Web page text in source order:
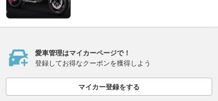
愛車管理はマイカーページで！
登録してお得なクーポンを獲得しよう
マイカー登録をする